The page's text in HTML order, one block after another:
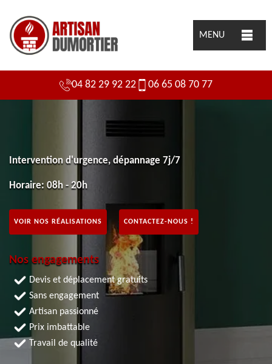
MENU
04 82 29 92 22 06 65 08 70 77
Intervention d'urgence, dépannage 7j/7
Horaire: 08h - 20h
VOIR NOS RÉALISATIONS CONTACTEZ-NOUS !
Nos engagements
Devis et déplacement gratuits
Sans engagement
Artisan passionné
Prix imbattable
Travail de qualité